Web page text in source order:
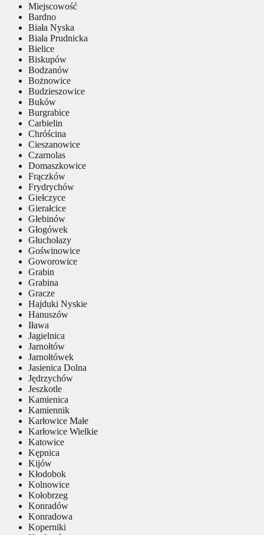
Miejscowość
Bardno
Biała Nyska
Biała Prudnicka
Bielice
Biskupów
Bodzanów
Bożnowice
Budzieszowice
Buków
Burgrabice
Carbielin
Chróścina
Cieszanowice
Czarnolas
Domaszkowice
Frączków
Frydrychów
Giełczyce
Gierałcice
Głebinów
Głogówek
Głuchołazy
Goświnowice
Goworowice
Grabin
Grabina
Gracze
Hajduki Nyskie
Hanuszów
Iława
Jagielnica
Jarnołtów
Jarnołtówek
Jasienica Dolna
Jędrzychów
Jeszkotle
Kamienica
Kamiennik
Karłowice Małe
Karłowice Wielkie
Katowice
Kępnica
Kijów
Kłodobok
Kolnowice
Kołobrzeg
Konradów
Konradowa
Koperniki